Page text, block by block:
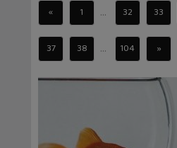
« 1 ... 32 33
37 38 ... 104 »